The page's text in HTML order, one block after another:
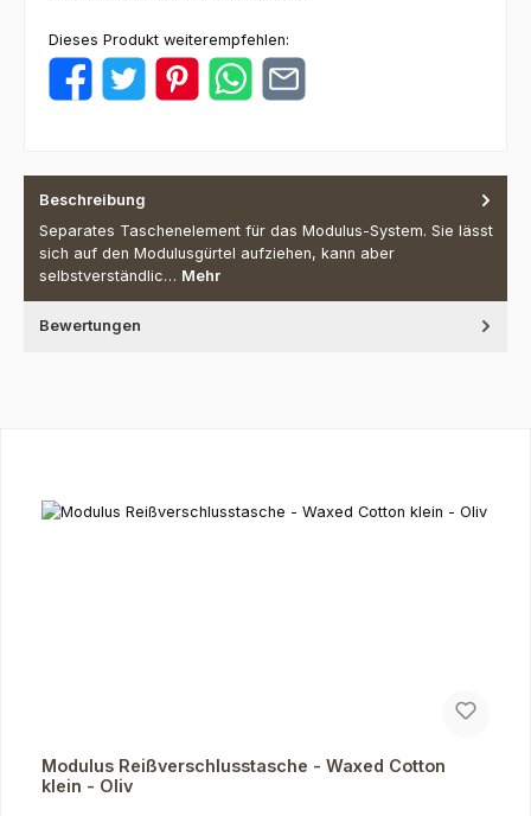
Dieses Produkt weiterempfehlen:
Beschreibung
Separates Taschenelement für das Modulus-System. Sie lässt
sich auf den Modulusgürtel aufziehen, kann aber
selbstverständlic… Mehr
Bewertungen
Modulus Reißverschlusstasche - Waxed Cotton
klein - Oliv